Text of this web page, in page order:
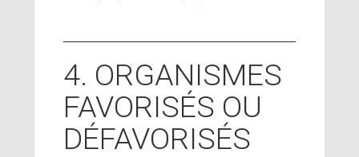
4. ORGANISMES
FAVORISÉS OU
DÉFAVORISÉS